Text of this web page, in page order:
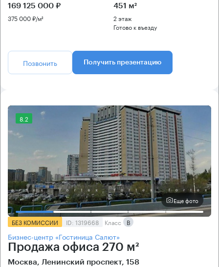
169 125 000 ₽
375 000 ₽/м²
451 м²
2 этаж
Готово к въезду
Позвонить Получить презентацию
8.2
Еще фото
БЕЗ КОМИССИИ ID: 1319668 Класс B
Бизнес-центр «Гостиница Салют»
Продажа офиса 270 м²
Москва, Ленинский проспект, 158